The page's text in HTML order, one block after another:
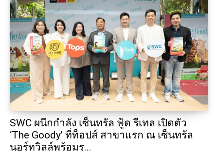
SWC ผนึกกำลัง เซ็นทรัล ฟู้ด รีเทล เปิดตัว
‘The Goody’ ที่ท็อปส์ สาขาแรก ณ เซ็นทรัล
นอร์ทวิลล์พร้อมร...